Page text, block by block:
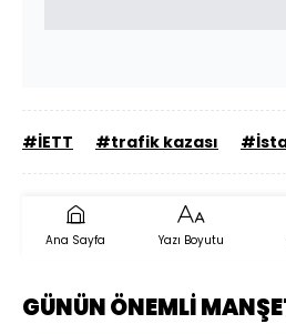
#İETT #trafik kazası
Ana Sayfa Yazı Boyutu
GÜNÜN ÖNEMLİ